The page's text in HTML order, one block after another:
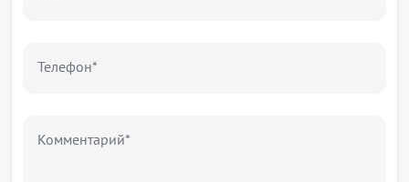
Телефон*
Комментарий*